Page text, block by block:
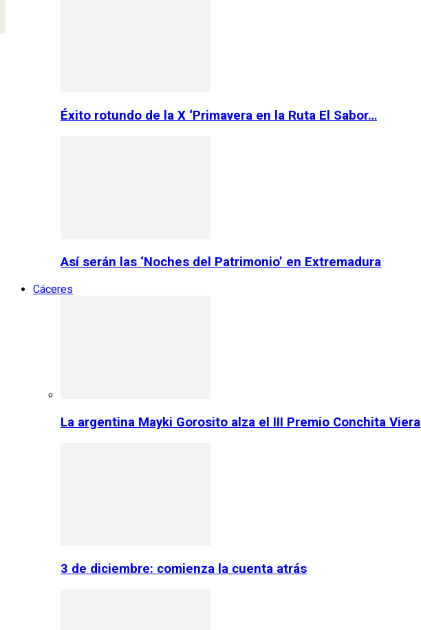
Éxito rotundo de la X ‘Primavera en la Ruta El Sabor…
Así serán las ‘Noches del Patrimonio’ en Extremadura
Cáceres
La argentina Mayki Gorosito alza el III Premio Conchita Viera
3 de diciembre: comienza la cuenta atrás